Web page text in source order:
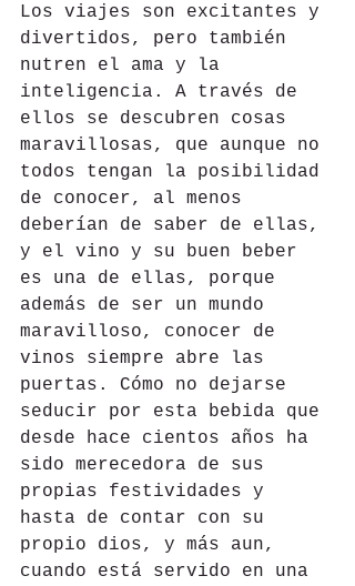
Los viajes son excitantes y
divertidos, pero también
nutren el ama y la
inteligencia. A través de
ellos se descubren cosas
maravillosas, que aunque no
todos tengan la posibilidad
de conocer, al menos
deberían de saber de ellas,
y el vino y su buen beber
es una de ellas, porque
además de ser un mundo
maravilloso, conocer de
vinos siempre abre las
puertas. Cómo no dejarse
seducir por esta bebida que
desde hace cientos años ha
sido merecedora de sus
propias festividades y
hasta de contar con su
propio dios, y más aun,
cuando está servido en una